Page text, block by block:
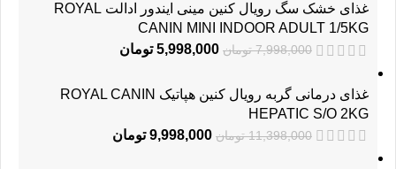
غذای خشک سگ رویال کنین مینی ایندور ادالت ROYAL
CANIN MINI INDOOR ADULT 1/5KG
7,998,000 تومان 5,998,000 تومان
غذای درمانی گربه رویال کنین هپاتیک ROYAL CANIN
HEPATIC S/O 2KG
11,398,000 تومان 9,998,000 تومان